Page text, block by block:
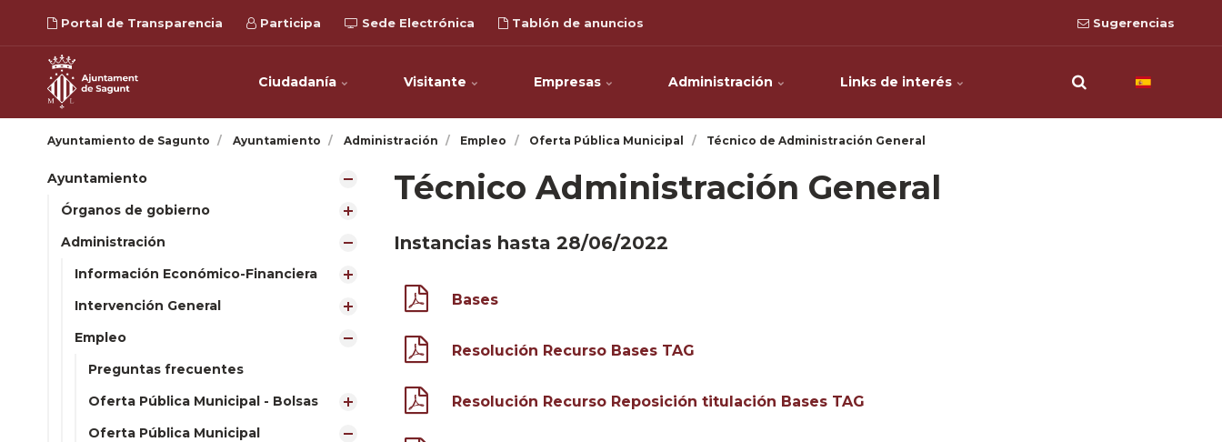
Portal de Transparencia Participa Sede Electrónica Tablón de anuncios Sugerencias
Ciudadanía Visitante Empresas Administración Links de interés
Ayuntamiento de Sagunto Ayuntamiento Administración Empleo Oferta Pública Municipal Técnico de Administración General
Ayuntamiento
Órganos de gobierno
Administración
Información Económico-Financiera
Intervención General
Empleo
Preguntas frecuentes
Oferta Pública Municipal - Bolsas
Oferta Pública Municipal
Técnico Administración General
Instancias hasta 28/06/2022
Bases
Resolución Recurso Bases TAG
Resolución Recurso Reposición titulación Bases TAG